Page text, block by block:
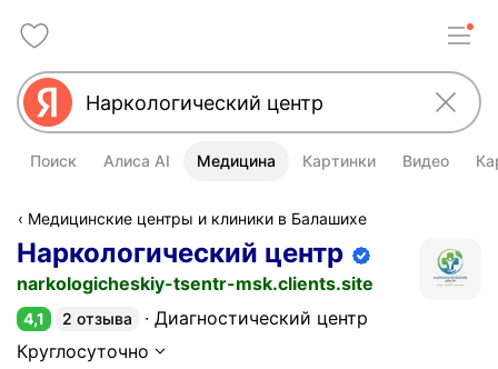
Поиск Алиса AI Медицина Картинки Видео
Медицинские центры и клиники в Балашихе
Наркологический центр
Информация об организации
narkologicheskiy-tsentr-msk.clients.site
Рейтинг 4,1 из 5
4,1 2 отзыва
Диагностический центр
Круглосуточно